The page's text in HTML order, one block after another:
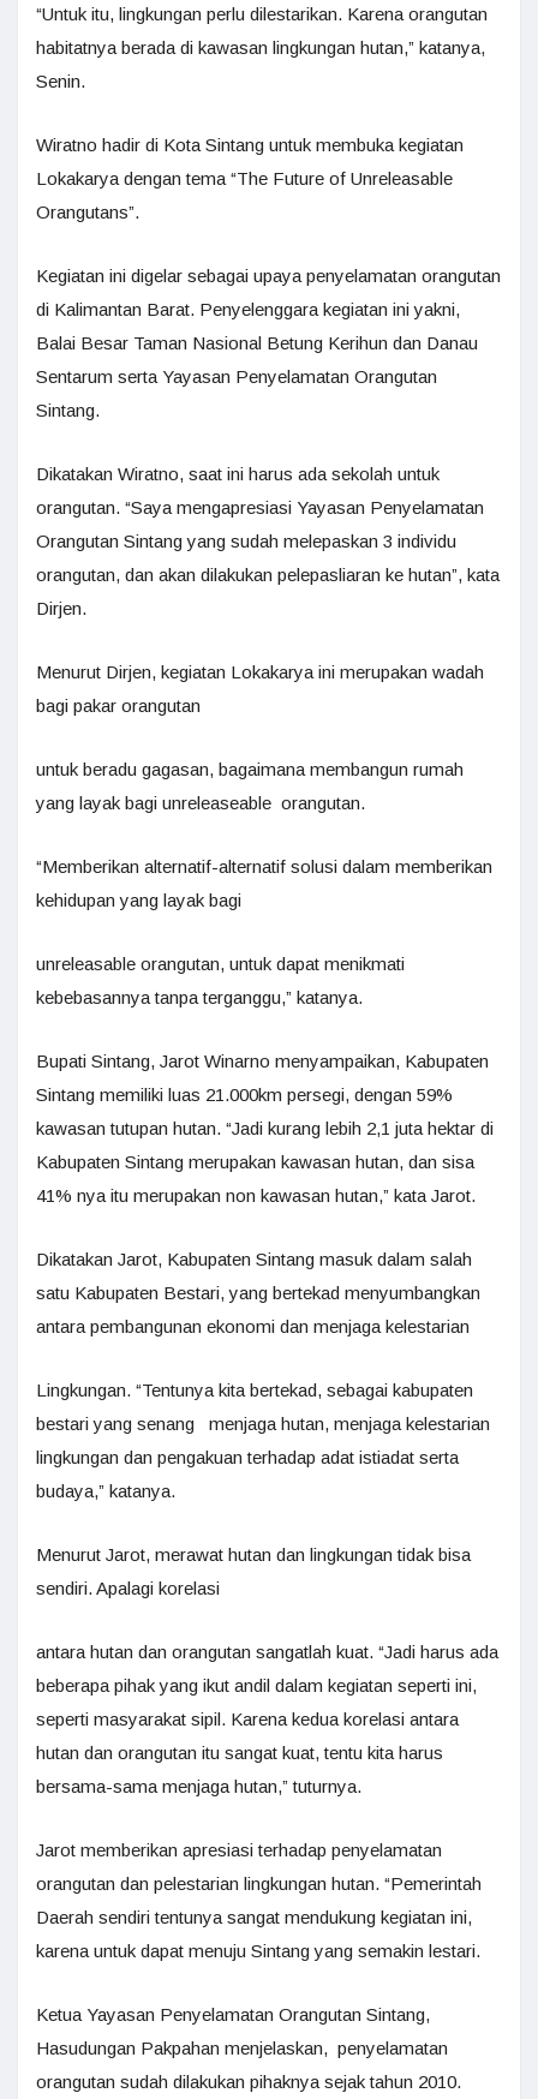
“Untuk itu, lingkungan perlu dilestarikan. Karena orangutan
habitatnya berada di kawasan lingkungan hutan,” katanya,
Senin.
Wiratno hadir di Kota Sintang untuk membuka kegiatan
Lokakarya dengan tema “The Future of Unreleasable
Orangutans”.
Kegiatan ini digelar sebagai upaya penyelamatan orangutan
di Kalimantan Barat. Penyelenggara kegiatan ini yakni,
Balai Besar Taman Nasional Betung Kerihun dan Danau
Sentarum serta Yayasan Penyelamatan Orangutan
Sintang.
Dikatakan Wiratno, saat ini harus ada sekolah untuk
orangutan. “Saya mengapresiasi Yayasan Penyelamatan
Orangutan Sintang yang sudah melepaskan 3 individu
orangutan, dan akan dilakukan pelepasliaran ke hutan”, kata
Dirjen.
Menurut Dirjen, kegiatan Lokakarya ini merupakan wadah
bagi pakar orangutan
untuk beradu gagasan, bagaimana membangun rumah
yang layak bagi unreleaseable orangutan.
“Memberikan alternatif-alternatif solusi dalam memberikan
kehidupan yang layak bagi
unreleasable orangutan, untuk dapat menikmati
kebebasannya tanpa terganggu,” katanya.
Bupati Sintang, Jarot Winarno menyampaikan, Kabupaten
Sintang memiliki luas 21.000km persegi, dengan 59%
kawasan tutupan hutan. “Jadi kurang lebih 2,1 juta hektar di
Kabupaten Sintang merupakan kawasan hutan, dan sisa
41% nya itu merupakan non kawasan hutan,” kata Jarot.
Dikatakan Jarot, Kabupaten Sintang masuk dalam salah
satu Kabupaten Bestari, yang bertekad menyumbangkan
antara pembangunan ekonomi dan menjaga kelestarian
Lingkungan. “Tentunya kita bertekad, sebagai kabupaten
bestari yang senang menjaga hutan, menjaga kelestarian
lingkungan dan pengakuan terhadap adat istiadat serta
budaya,” katanya.
Menurut Jarot, merawat hutan dan lingkungan tidak bisa
sendiri. Apalagi korelasi
antara hutan dan orangutan sangatlah kuat. “Jadi harus ada
beberapa pihak yang ikut andil dalam kegiatan seperti ini,
seperti masyarakat sipil. Karena kedua korelasi antara
hutan dan orangutan itu sangat kuat, tentu kita harus
bersama-sama menjaga hutan,” tuturnya.
Jarot memberikan apresiasi terhadap penyelamatan
orangutan dan pelestarian lingkungan hutan. “Pemerintah
Daerah sendiri tentunya sangat mendukung kegiatan ini,
karena untuk dapat menuju Sintang yang semakin lestari.
Ketua Yayasan Penyelamatan Orangutan Sintang,
Hasudungan Pakpahan menjelaskan, penyelamatan
orangutan sudah dilakukan pihaknya sejak tahun 2010.